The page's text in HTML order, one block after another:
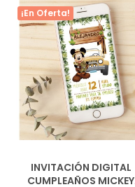
¡En Oferta!
INVITACIÓN DIGITAL
CUMPLEAÑOS MICKEY